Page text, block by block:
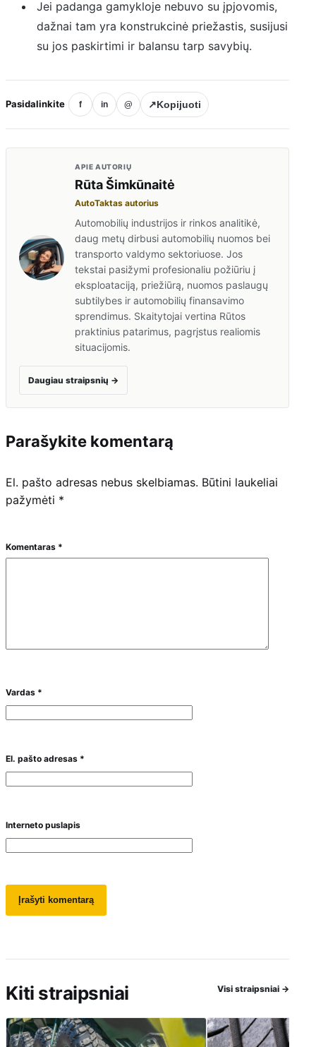
Jei padanga gamykloje nebuvo su įpjovomis,
dažnai tam yra konstrukcinė priežastis, susijusi
su jos paskirtimi ir balansu tarp savybių.
Pasidalinkite f in @ ↗Kopijuoti
APIE AUTORIŲ
Rūta Šimkūnaitė
AutoTaktas autorius
Automobilių industrijos ir rinkos analitikė,
daug metų dirbusi automobilių nuomos bei
transporto valdymo sektoriuose. Jos
tekstai pasižymi profesionaliu požiūriu į
eksploataciją, priežiūrą, nuomos paslaugų
subtilybes ir automobilių finansavimo
sprendimus. Skaitytojai vertina Rūtos
praktinius patarimus, pagrįstus realiomis
situacijomis.
Daugiau straipsnių →
Parašykite komentarą
El. pašto adresas nebus skelbiamas. Būtini laukeliai
pažymėti *
Komentaras *
Vardas *
El. pašto adresas *
Interneto puslapis
Kiti straipsniai Visi straipsniai →